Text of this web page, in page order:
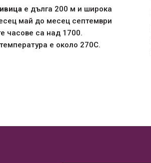
е дълга 200 м и широка
май до месец септември
часове са над 1700.
е около 270С.